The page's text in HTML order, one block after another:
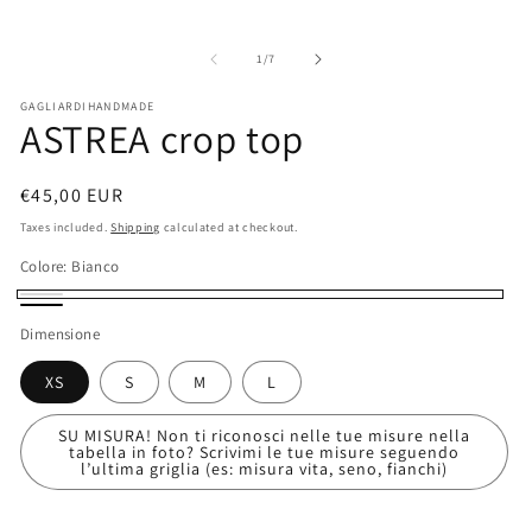
1/of
7
GAGLIARDIHANDMADE
ASTREA crop top
Regular
price
€45,00 EUR
Taxes included.Shipping calculated at checkout.
Colore: Bianco
Bianco
Dimensione
XS S M L
SU MISURA! Non ti riconosci nelle tue misure nella
tabella in foto? Scrivimi le tue misure seguendo
l’ultima griglia (es: misura vita, seno, fianchi)